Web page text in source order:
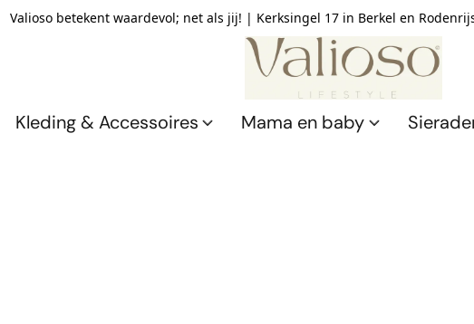
Valioso betekent waardevol; net als jij! | Kerksingel 17 in Berkel en
Kleding & Accessoires Mama en baby